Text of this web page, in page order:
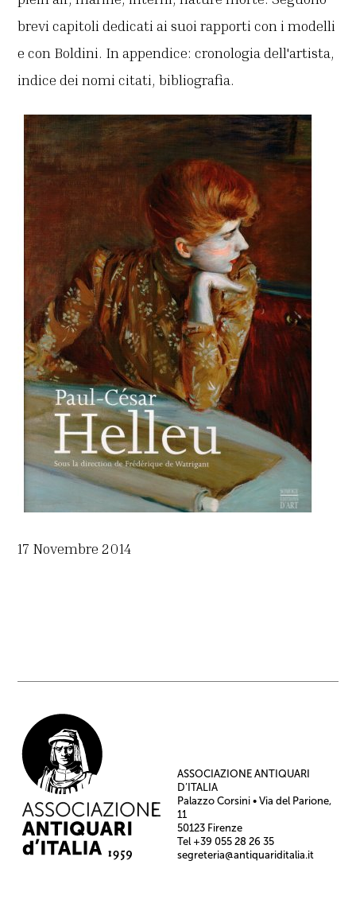
brevi capitoli dedicati ai suoi rapporti con i modelli
e con Boldini. In appendice: cronologia dell'artista,
indice dei nomi citati, bibliografia.
17 Novembre 2014
ASSOCIAZIONE ANTIQUARI
D’ITALIA
Palazzo Corsini • Via del Parione,
11
50123 Firenze
Tel +39 055 28 26 35
segreteria@antiquariditalia.it